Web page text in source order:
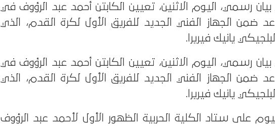
رسمي، اليوم الاثنين، تعيين الكابتن أحمد عبد الرؤوف في
ضمن الجهاز الفني الجديد للفريق الأول لكرة القدم، الذي
يانيك فيريرا.
رسمي، اليوم الاثنين، تعيين الكابتن أحمد عبد الرؤوف في
ضمن الجهاز الفني الجديد للفريق الأول لكرة القدم، الذي
يانيك فيريرا.
على ستاد الكلية الحربية الظهور الأول لأحمد عبد الرؤوف